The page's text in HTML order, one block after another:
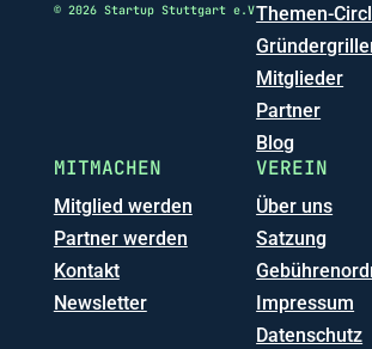
© 2026 Startup Stuttgart e.VThemen-
Mitglieder
Partner
Blog
MITMACHEN
Mitglied werden
Partner werden
Kontakt
Newsletter
VEREIN
Über uns
Satzung
Impressum
Datenschutz